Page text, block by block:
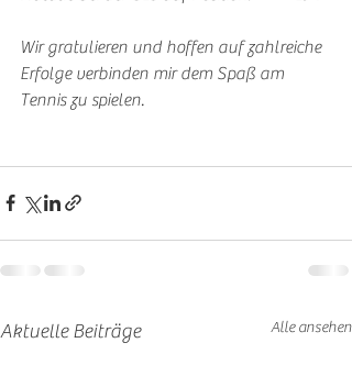
Wir gratulieren und hoffen auf zahlreiche
Erfolge verbinden mir dem Spaß am
Tennis zu spielen.
Aktuelle Beiträge Alle ansehen